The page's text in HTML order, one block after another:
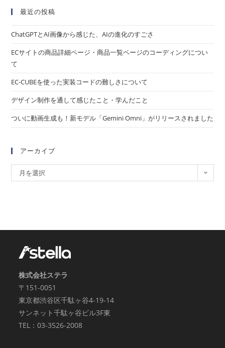
最近の投稿
ChatGPTとAI画像から感じた、AIの進化のすごさ
ECサイトの商品詳細ページ・商品一覧ページのコーディングについ
て
EC-CUBEを使った実装コードの難しさについて
デザイン制作を通して感じたこと・学んだこと
ついに動画生成も！新モデル「Gemini Omni」がリリースされました
アーカイブ
月を選択
株式会社ステラ
〒151-0051
東京都渋谷区千駄ヶ谷4-19-14
サンネット千駄ヶ谷ビル3F東
TEL：03-3526-2008